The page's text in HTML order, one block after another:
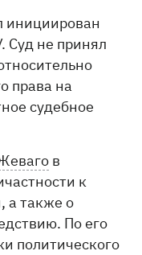
инициирован
Суд не принял
права на
судебное
в
к
а также о
По его
политического